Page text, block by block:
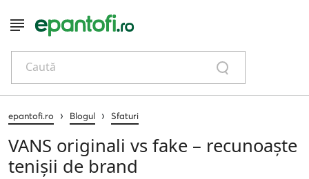
Caută
epantofi.ro › Blogul › Sfaturi
VANS originali vs fake – recunoaște
tenișii de brand